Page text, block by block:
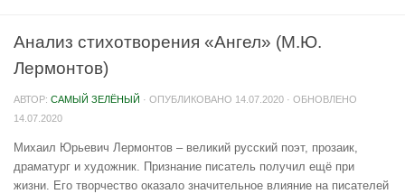
Анализ стихотворения «Ангел» (М.Ю.
Лермонтов)
АВТОР: САМЫЙ ЗЕЛЁНЫЙ · ОПУБЛИКОВАНО 14.07.2020 · ОБНОВЛЕНО
14.07.2020
Михаил Юрьевич Лермонтов – великий русский поэт, прозаик,
драматург и художник. Признание писатель получил ещё при
жизни. Его творчество оказало значительное влияние на писателей